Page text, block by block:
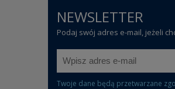
NEWSLETTER
Podaj swój adres e-mail, jeżeli
Twoje dane będą przetwarzane